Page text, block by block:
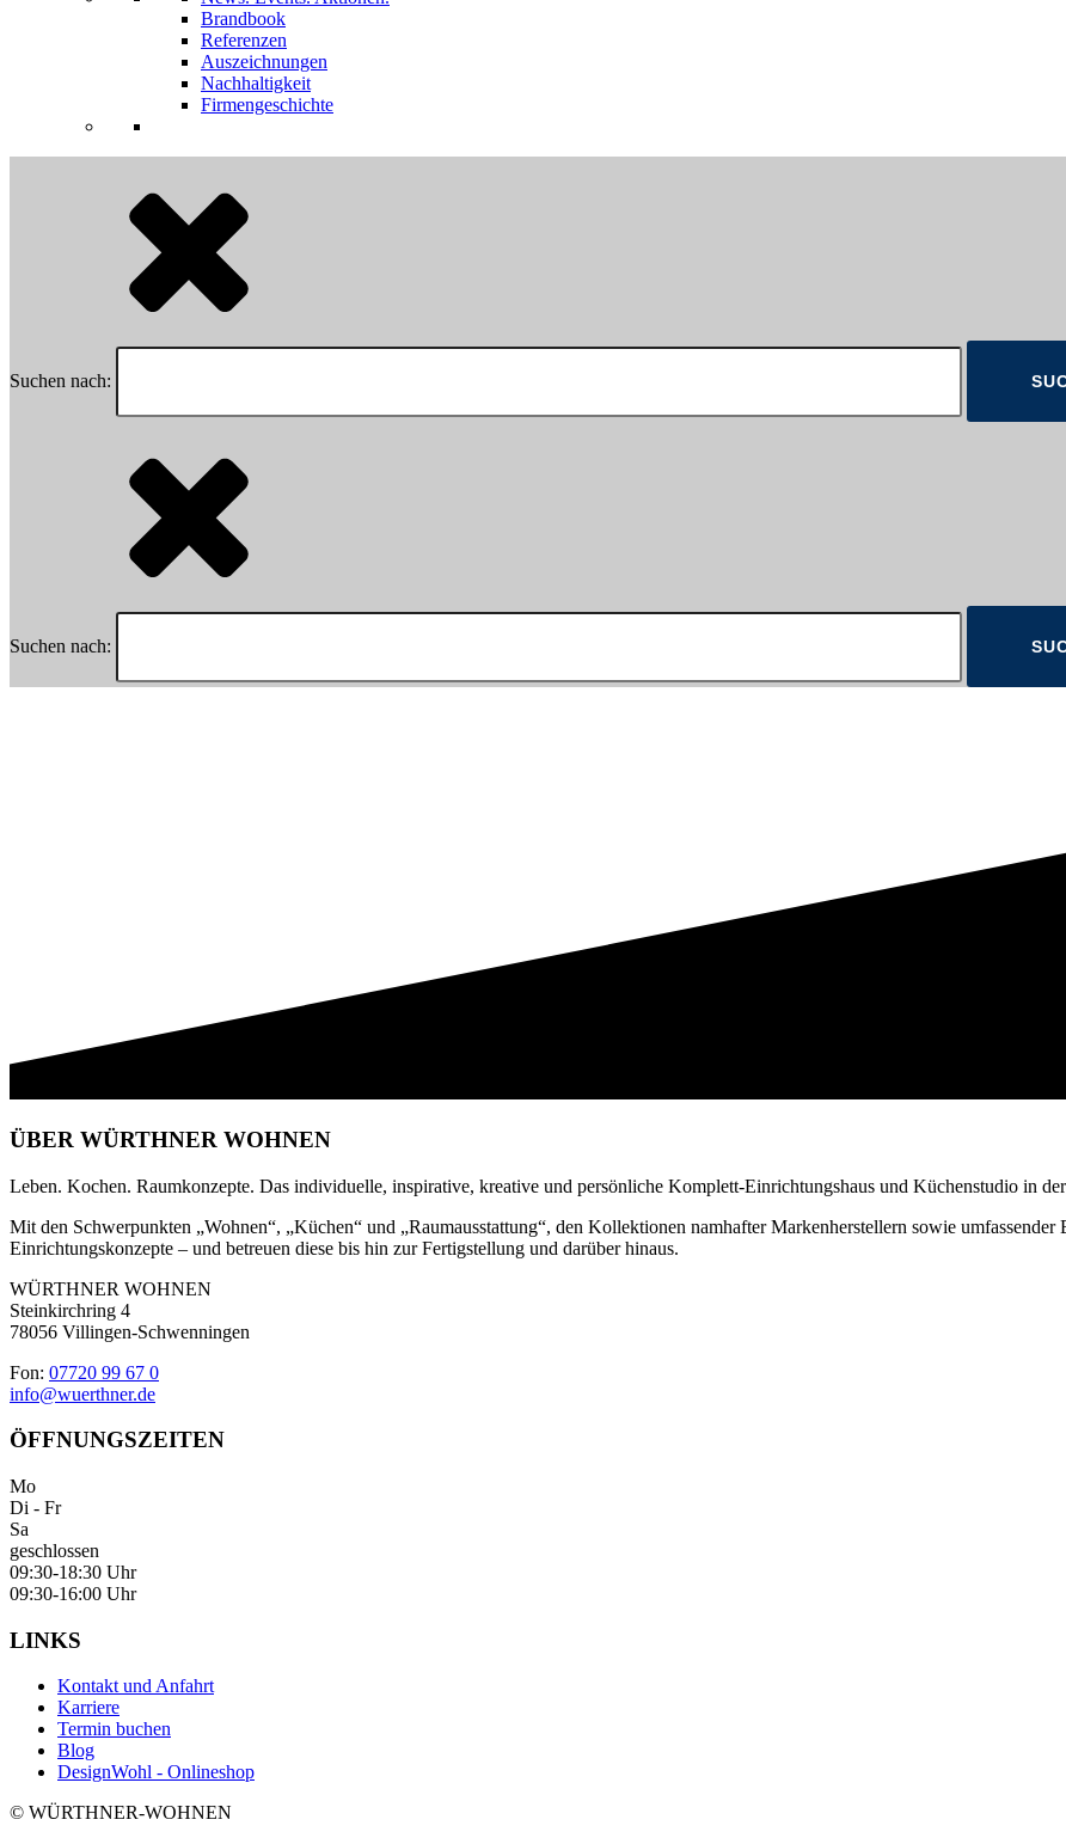
Brandbook
Referenzen
Auszeichnungen
Nachhaltigkeit
Firmengeschichte
Suchen nach:
Suchen nach:
ÜBER WÜRTHNER WOHNEN
Leben. Kochen. Raumkonzepte. Das individuelle, inspirative, kreative und persönliche Komplett-Einrichtungshaus und Küchenstudio in
Mit den Schwerpunkten „Wohnen“, „Küchen“ und „Raumausstattung“, den Kollektionen namhafter Markenherstellern sowie
Einrichtungskonzepte – und betreuen diese bis hin zur Fertigstellung und darüber hinaus.
WÜRTHNER WOHNEN
Steinkirchring 4
78056 Villingen-Schwenningen
Fon: 07720 99 67 0
info@wuerthner.de
ÖFFNUNGSZEITEN
Mo
Di - Fr
Sa
geschlossen
09:30-18:30 Uhr
09:30-16:00 Uhr
LINKS
Kontakt und Anfahrt
Karriere
Termin buchen
Blog
DesignWohl - Onlineshop
© WÜRTHNER-WOHNEN